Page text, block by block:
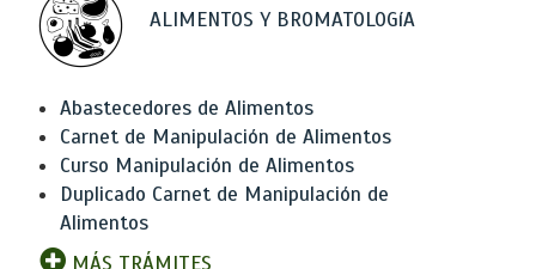
ALIMENTOS Y BROMATOLOGíA
Abastecedores de Alimentos
Carnet de Manipulación de Alimentos
Curso Manipulación de Alimentos
Duplicado Carnet de Manipulación de
Alimentos
MÁS TRÁMITES